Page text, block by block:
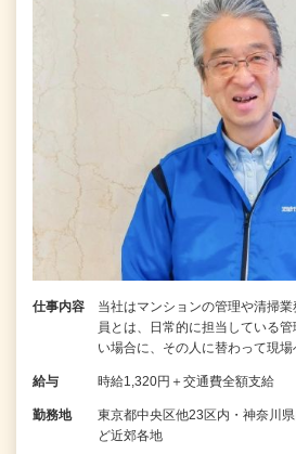
仕事内容
当社はマンションの管理や清掃
員とは、日常的に担当している
い場合に、その人に替わって現
給与 時給1,320円＋交通費全額支給
勤務地
東京都中央区他23区内・神奈川
ど近郊各地